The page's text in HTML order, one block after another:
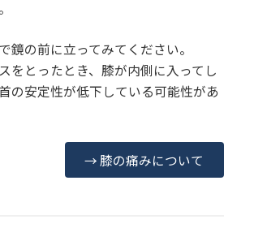
鏡の前に立ってみてください。
をとったとき、膝が内側に入ってし
の安定性が低下している可能性があ
→ 膝の痛みについて